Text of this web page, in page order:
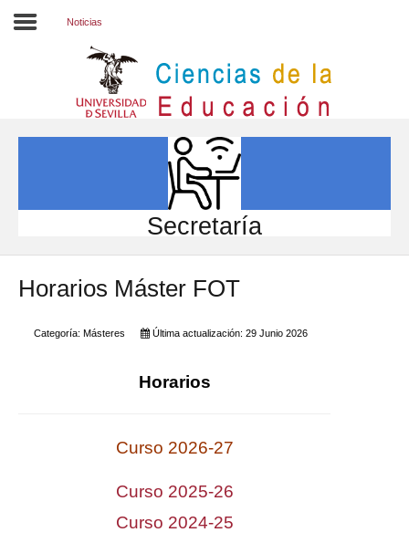
INVESTIGACIÓN
INTERNACIONAL
Directorio FCCE
Noticias
Secretaría
Horarios Máster FOT
Categoría: Másteres Última actualización: 29 Junio 2026
Horarios
Curso 2026-27
Curso 2025-26
Curso 2024-25